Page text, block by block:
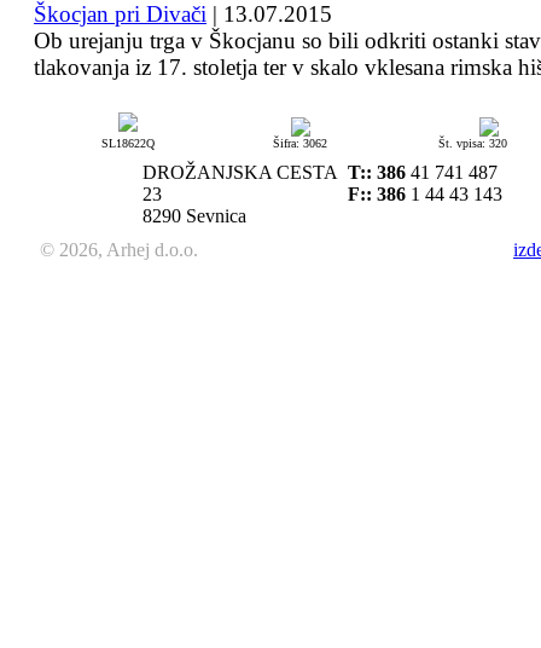
Škocjan pri Divači | 13.07.2015
Ob urejanju trga v Škocjanu so bili odkriti ostanki
tlakovanja iz 17. stoletja ter v skalo vklesana rimska
SL18622Q Šifra: 3062 Št. vpisa: 320
DROŽANJSKA CESTA
23
8290 Sevnica
T:: 386 41 741 487
F:: 386 1 44 43 143
© 2026, Arhej d.o.o.